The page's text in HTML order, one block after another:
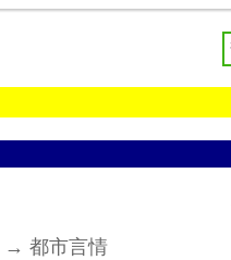
→ 都市言情